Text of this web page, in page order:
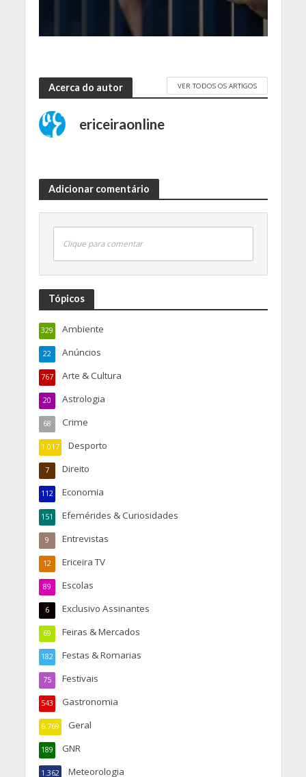
Acerca do autor VER TODOS OS ARTIGOS
ericeiraonline
Adicionar comentário
Clique para comentar
Tópicos
Ambiente
329
Anúncios
22
Arte & Cultura
767
Astrologia
20
Crime
68
Desporto
1.017
Direito
7
Economia
112
Efemérides & Curiosidades
151
Entrevistas
9
Ericeira TV
12
Escolas
89
Exclusivo Assinantes
6
Feiras & Mercados
69
Festas & Romarias
182
Festivais
75
Gastronomia
543
Geral
6.769
GNR
189
Meteorologia
1.362